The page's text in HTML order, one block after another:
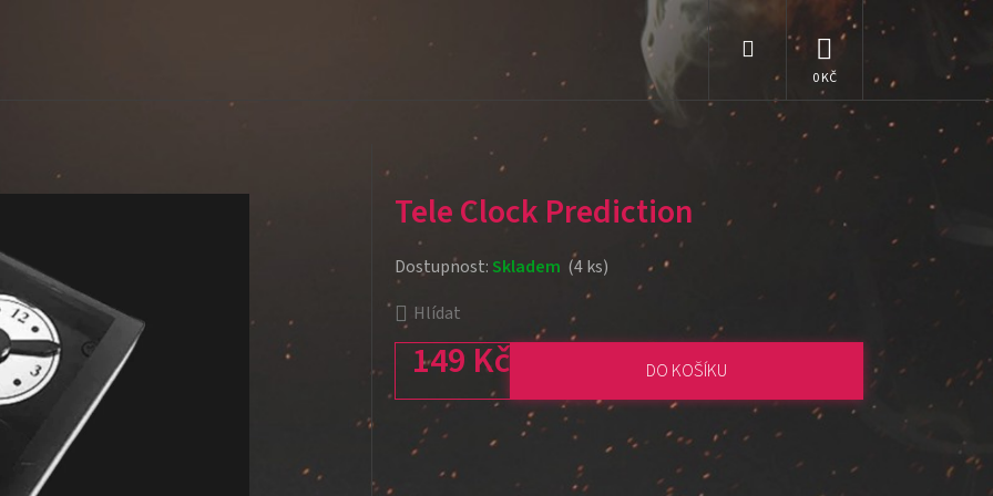
Hledat
NÁKUPNÍ
KOŠÍK
Tele Clock Prediction
Hlídat
149 Kč
Měrná cena:
DO KOŠÍKU
Dostupnost: Skladem (4 ks)